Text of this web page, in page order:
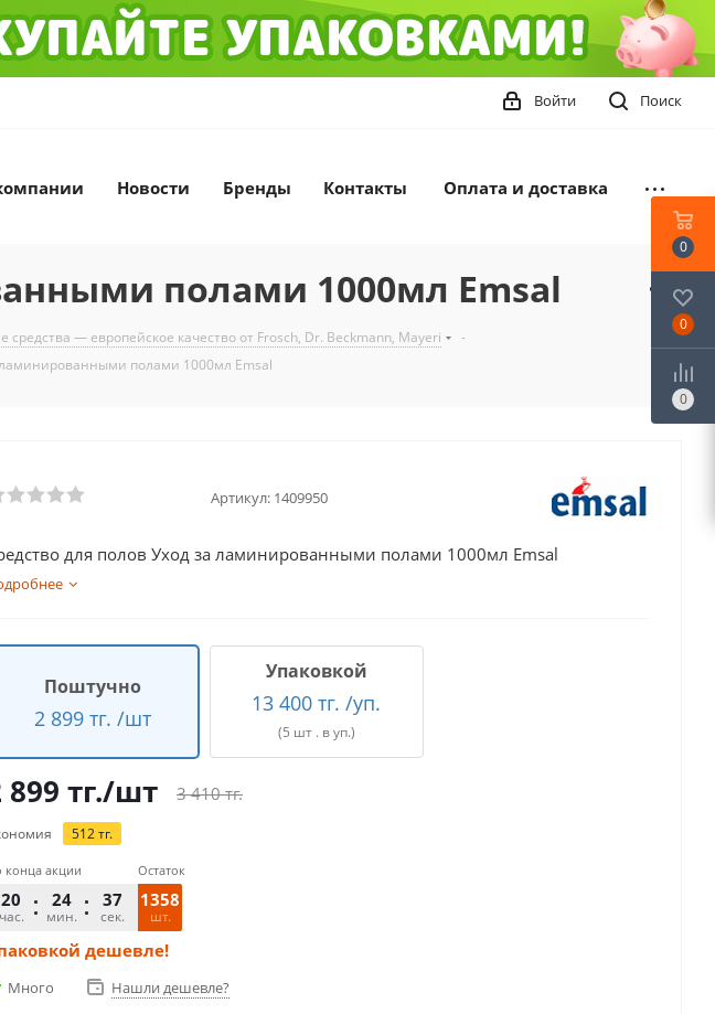
Поиск
Войти
Новости Бренды Контакты Оплата и доставка
полами 1000мл Emsal
— европейское качество от Frosch, Dr. Beckmann, Mayeri
-
ламинированными полами 1000мл Emsal
Артикул: 1409950
для полов Уход за ламинированными полами 1000мл Emsal
Поштучно
2 899 тг. /шт
Упаковкой
13 400 тг. /уп.
(5 шт . в уп.)
899 тг./шт 3 410тг.
512тг.
конца акции
20
час.
24
мин.
37
сек.
Остаток
1358
шт.
дешевле!
Много Нашли дешевле?
0
0
0